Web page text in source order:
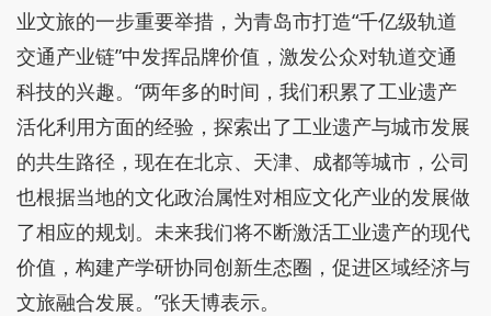
业文旅的一步重要举措，为青岛市打造“千亿级轨道
交通产业链”中发挥品牌价值，激发公众对轨道交通
科技的兴趣。“两年多的时间，我们积累了工业遗产
活化利用方面的经验，探索出了工业遗产与城市发展
的共生路径，现在在北京、天津、成都等城市，公司
也根据当地的文化政治属性对相应文化产业的发展做
了相应的规划。未来我们将不断激活工业遗产的现代
价值，构建产学研协同创新生态圈，促进区域经济与
文旅融合发展。”张天博表示。